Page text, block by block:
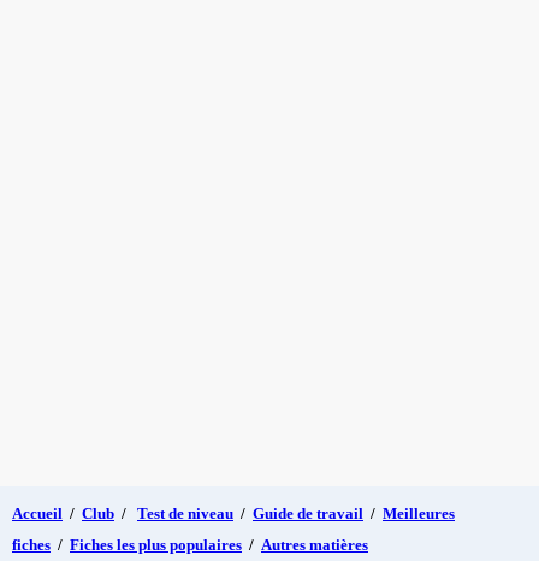
Accueil / Club / Test de niveau / Guide de travail / Meilleures
fiches / Fiches les plus populaires / Autres matières